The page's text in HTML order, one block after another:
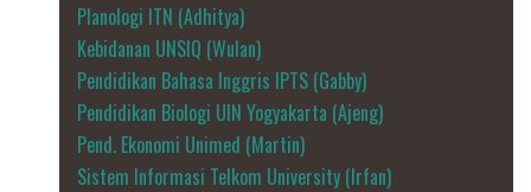
Planologi ITN (Adhitya)
Kebidanan UNSIQ (Wulan)
Pendidikan Bahasa Inggris IPTS (Gabby)
Pendidikan Biologi UIN Yogyakarta (Ajeng)
Pend. Ekonomi Unimed (Martin)
Sistem Informasi Telkom University (Irfan)